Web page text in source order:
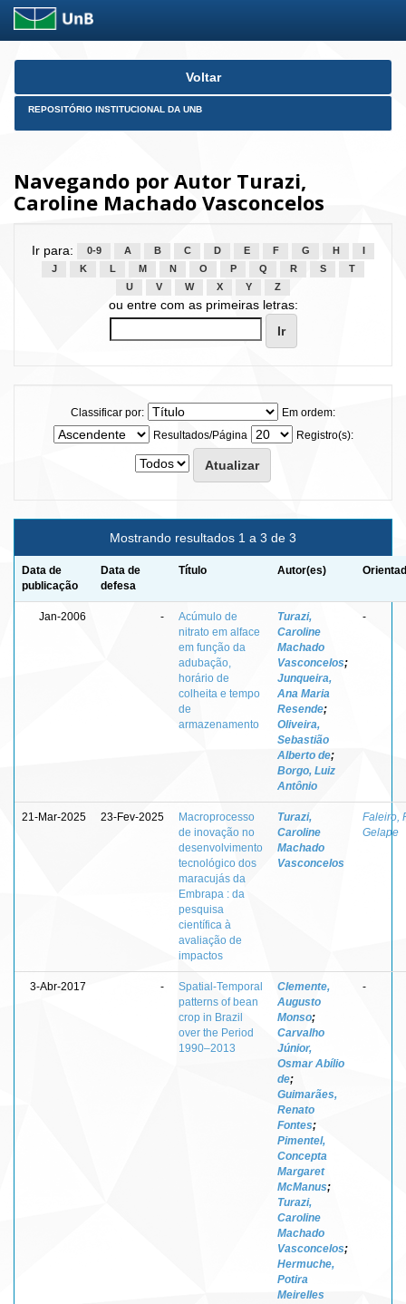
Skip
Voltar
REPOSITÓRIO INSTITUCIONAL DA UNB
Navegando por Autor Turazi,
Caroline Machado Vasconcelos
Ir para: 0-9 A B C D E F G H
J
K L M N O P Q R S
T
U
V W X Y Z
ou entre com as primeiras letras:
Classificar por:
Em ordem:
Resultados/Página
Registro(s):
Mostrando resultados 1 a 3 de 3
Data de
publicação
Data de
defesa
Título Autor(es)
Jan-2006 -
Acúmulo de
nitrato em alface
em função da
adubação,
horário de
colheita e tempo
de
armazenamento
Turazi,
Caroline
Machado
Vasconcelos;
Junqueira,
Ana Maria
Resende;
Oliveira,
Sebastião
Alberto de;
Borgo, Luiz
Antônio
-
21-Mar-2025 23-Fev-2025
Macroprocesso
de inovação no
desenvolvimento
tecnológico dos
maracujás da
Embrapa : da
pesquisa
científica à
avaliação de
impactos
Turazi,
Caroline
Machado
Vasconcelos
Faleiro,
Gelape
3-Abr-2017 -
Spatial-Temporal
patterns of bean
crop in Brazil
over the Period
1990–2013
Clemente,
Augusto
Monso;
Carvalho
Júnior,
Osmar Abílio
de;
Guimarães,
Renato
Fontes;
Pimentel,
Concepta
Margaret
McManus;
Turazi,
Caroline
Machado
Vasconcelos;
Hermuche,
Potira
Meirelles
-